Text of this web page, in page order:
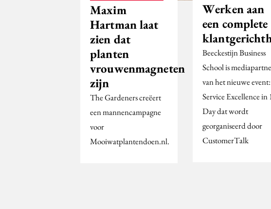
Maxim
Hartman laat
zien dat
planten
vrouwenmagneten
zijn
The Gardeners creëert
een mannencampagne
voor
Mooiwatplantendoen.nl.
Werken aan
een complete
Beeckestijn Business
School is
van het nieuwe event:
Service Excellence in
Day dat wordt
georganiseerd door
CustomerTalk